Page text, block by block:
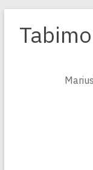
Inhalt
springen